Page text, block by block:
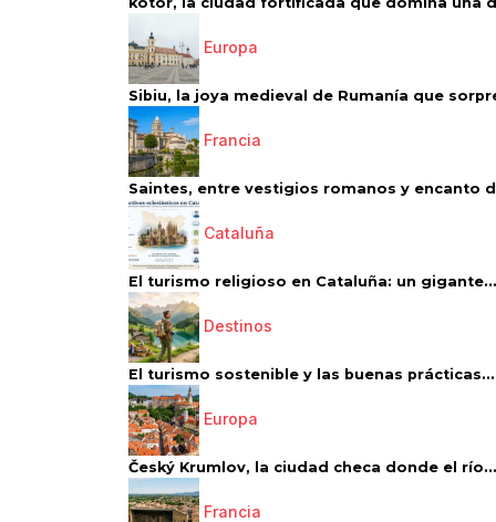
Europa
Sibiu, la joya medieval de Rumanía que
Francia
Saintes, entre vestigios romanos y encanto
Cataluña
El turismo religioso en Cataluña: un gigante...
Destinos
El turismo sostenible y las buenas prácticas...
Europa
Český Krumlov, la ciudad checa donde el río...
Francia